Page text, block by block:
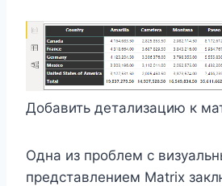
Добавить детализацию к
Одна из проблем с
представлением Matrix